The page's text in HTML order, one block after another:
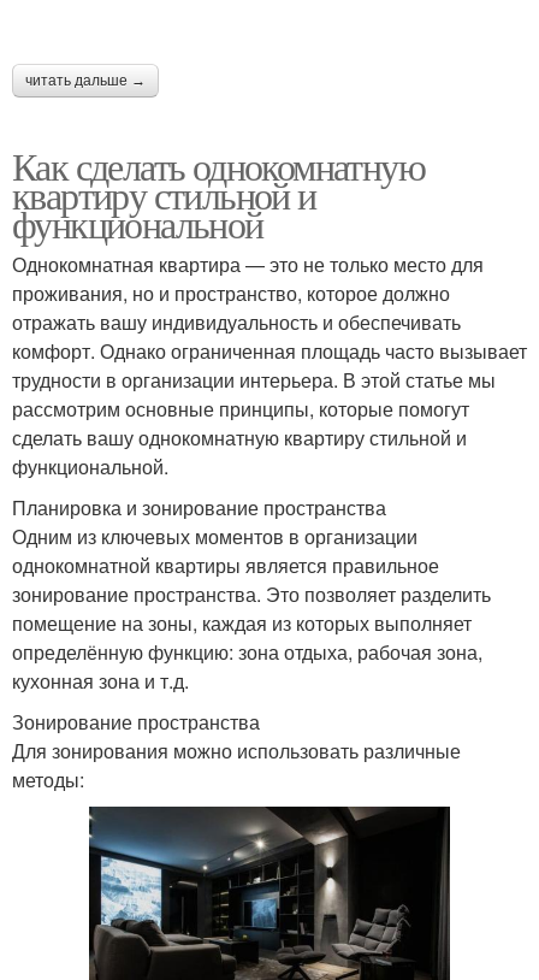
читать дальше →
Как сделать однокомнатную
квартиру стильной и
функциональной
Однокомнатная квартира — это не только место для
проживания, но и пространство, которое должно
отражать вашу индивидуальность и обеспечивать
комфорт. Однако ограниченная площадь часто вызывает
трудности в организации интерьера. В этой статье мы
рассмотрим основные принципы, которые помогут
сделать вашу однокомнатную квартиру стильной и
функциональной.
Планировка и зонирование пространства
Одним из ключевых моментов в организации
однокомнатной квартиры является правильное
зонирование пространства. Это позволяет разделить
помещение на зоны, каждая из которых выполняет
определённую функцию: зона отдыха, рабочая зона,
кухонная зона и т.д.
Зонирование пространства
Для зонирования можно использовать различные
методы: